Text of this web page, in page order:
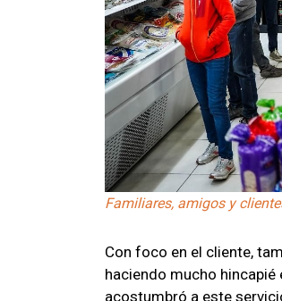
Familiares, amigos y
Con foco en el cliente,
haciendo mucho hincapié
acostumbró a este